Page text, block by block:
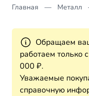
Главная Металл
Обращаем
работаем только
000 ₽.
Уважаемые
справочную